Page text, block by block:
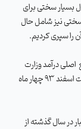
بسیار سختی برای
نیز شامل حال
را سپری کردیم.
اصلی درآمد وزارت
این سازمان ها به نسبت اسفند 93 چهار ماه
در سال گذشته از